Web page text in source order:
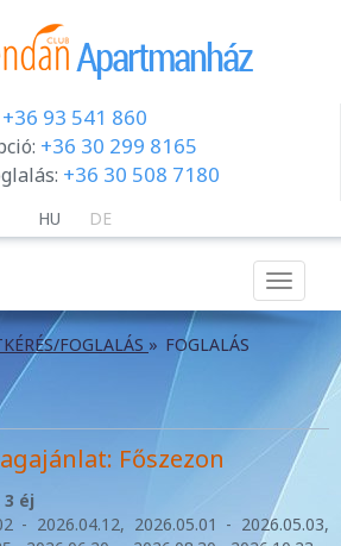
+36 93 541 860
+36 30 299 8165
+36 30 508 7180
HU DE
Menu
FOGLALÁS » FOGLALÁS
Főszezon
éj
- 2026.04.12, 2026.05.01 - 2026.05.03,